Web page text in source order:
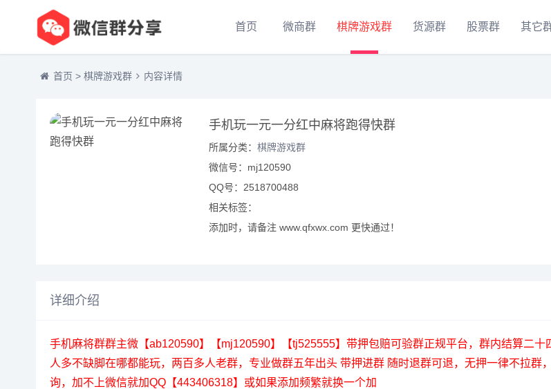
首页 微商群 棋牌游戏群 货源群 股票群 其它
首页 > 棋牌游戏群 内容详情
手机玩一元一分红中麻将跑得快群
所属分类： 棋牌游戏群
微信号：mj120590
QQ号：2518700488
相关标签：
添加时，请备注 www.qfxwx.com 更快通过！
详细介绍
手机麻将群群主微【ab120590】【mj120590】【tj525555】带押包赔可验群正规平台，群内结算二
人多不缺脚在哪都能玩，两百多人老群，专业做群五年出头 带押进群 随时退群可退，无押一律不拉
询，加不上微信就加QQ【443406318】或如果添加频繁就换一个加